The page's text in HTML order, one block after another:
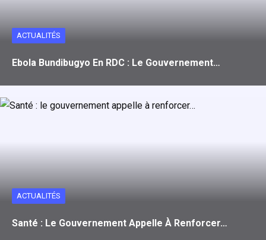
ACTUALITÉS
Ebola Bundibugyo En RDC : Le Gouvernement…
ACTUALITÉS
Santé : Le Gouvernement Appelle À Renforcer…